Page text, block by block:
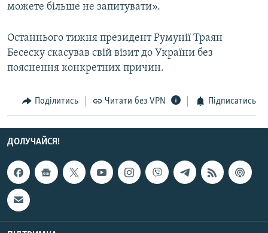
можете більше не запитувати».
Останнього тижня президент Румунії Траян
Бесеску скасував свій візит до України без
пояснення конкретних причин.
Поділитись Читати без VPN Підписатись
ДОЛУЧАЙСЯ!